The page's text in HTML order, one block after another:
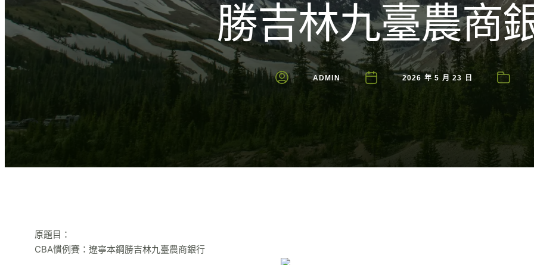
勝吉林九臺農商
ADMIN 2026 年 5 月 23 日
原題目：
CBA慣例賽：遼寧本鋼勝吉林九臺農商銀行